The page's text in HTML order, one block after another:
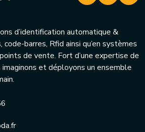
d’identification automatique &
barres, Rfid ainsi qu’en systèmes
de vente. Fort d’une expertise de
et déployons un ensemble